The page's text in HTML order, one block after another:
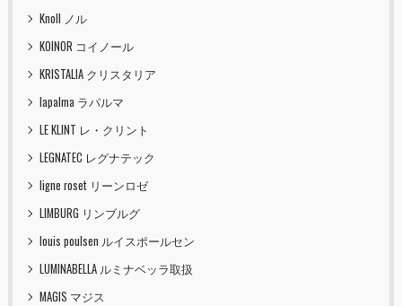
Knoll ノル
KOINOR コイノール
KRISTALIA クリスタリア
lapalma ラパルマ
LE KLINT レ・クリント
LEGNATEC レグナテック
ligne roset リーンロゼ
LIMBURG リンブルグ
louis poulsen ルイスポールセン
LUMINABELLA ルミナベッラ取扱
MAGIS マジス